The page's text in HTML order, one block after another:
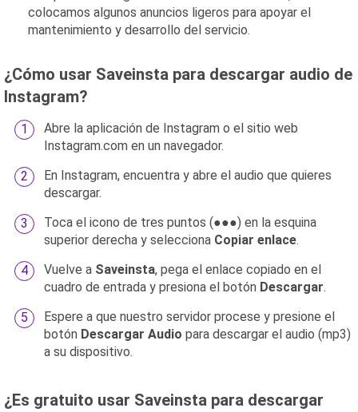
colocamos algunos anuncios ligeros para apoyar el
mantenimiento y desarrollo del servicio.
¿Cómo usar Saveinsta para descargar audio de
Instagram?
Abre la aplicación de Instagram o el sitio web
Instagram.com en un navegador.
En Instagram, encuentra y abre el audio que quieres
descargar.
Toca el icono de tres puntos (●●●) en la esquina
superior derecha y selecciona Copiar enlace.
Vuelve a Saveinsta, pega el enlace copiado en el
cuadro de entrada y presiona el botón Descargar.
Espere a que nuestro servidor procese y presione el
botón Descargar Audio para descargar el audio (mp3)
a su dispositivo.
¿Es gratuito usar Saveinsta para descargar